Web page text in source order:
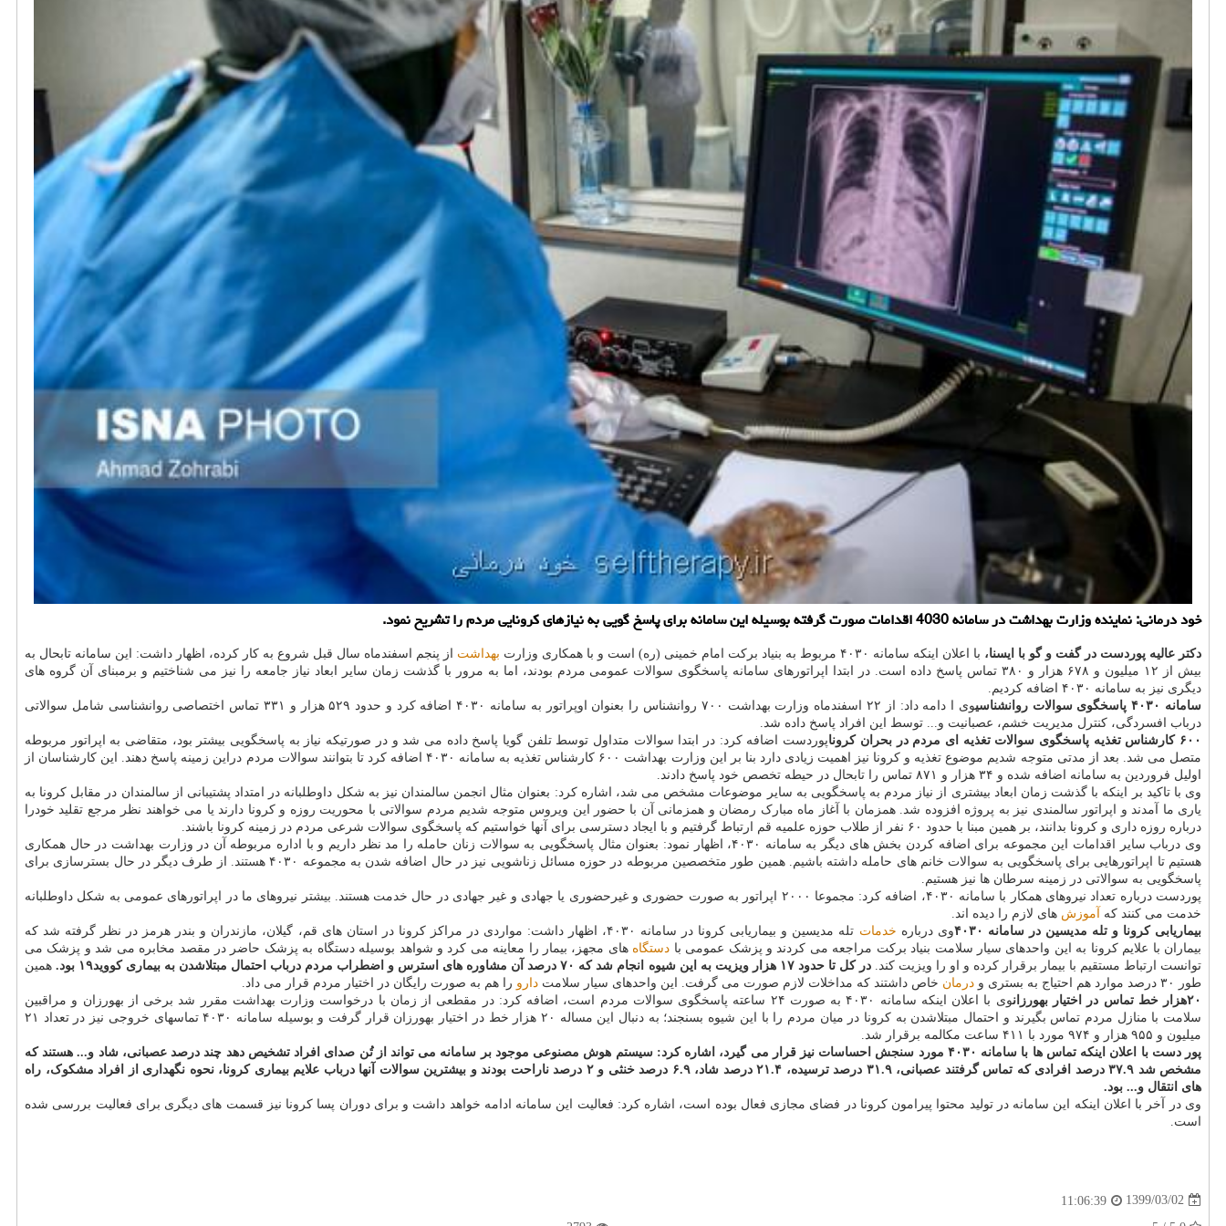
خود درمانی: نماینده وزارت بهداشت در سامانه 4030 اقدامات صورت گرفته بوسیله این سامانه برای پاسخ گویی به نیازهای كرونایی مردم را تشریح نمود.
دکتر عالیه پوردست در گفت و گو با ایسنا، با اعلان اینکه سامانه ۴۰۳۰ مربوط به بنیاد برکت امام خمینی (ره) است و با همکاری وزارت بهداشت از پنجم اسفندماه سال قبل شروع به کار کرده، اظهار داشت: این سامانه تابحال به
بیش از ۱۲ میلیون و ۶۷۸ هزار و ۳۸۰ تماس پاسخ داده است. در ابتدا اپراتورهای سامانه پاسخگوی سوالات عمومی مردم بودند، اما به مرور با گذشت زمان سایر ابعاد نیاز جامعه را نیز می شناختیم و برمبنای آن گروه های
دیگری نیز به سامانه ۴۰۳۰ اضافه کردیم.
سامانه ۴۰۳۰ پاسخگوی سوالات روانشناسی
وی ا دامه داد: از ۲۲ اسفندماه وزارت بهداشت ۷۰۰ روانشناس را بعنوان اوپراتور به سامانه ۴۰۳۰ اضافه کرد و حدود ۵۲۹ هزار و ۳۳۱ تماس اختصاصی روانشناسی شامل سوالاتی
درباب افسردگی، کنترل مدیریت خشم، عصبانیت و... توسط این افراد پاسخ داده شد.
۶۰۰ کارشناس تغذیه پاسخگوی سوالات تغذیه ای مردم در بحران کرونا
پوردست اضافه کرد: در ابتدا سوالات متداول توسط تلفن گویا پاسخ داده می شد و در صورتیکه نیاز به پاسخگویی بیشتر بود، متقاضی به اپراتور مربوطه
متصل می شد. بعد از مدتی متوجه شدیم موضوع تغذیه و کرونا نیز اهمیت زیادی دارد بنا بر این وزارت بهداشت ۶۰۰ کارشناس تغذیه به سامانه ۴۰۳۰ اضافه کرد تا بتوانند سوالات مردم دراین زمینه پاسخ دهند. این کارشناسان از
اولیل فروردین به سامانه اضافه شده و ۳۴ هزار و ۸۷۱ تماس را تابحال در حیطه تخصص خود پاسخ دادند.
وی با تاکید بر اینکه با گذشت زمان ابعاد بیشتری از نیاز مردم به پاسخگویی به سایر موضوعات مشخص می شد، اشاره کرد: بعنوان مثال انجمن سالمندان نیز به شکل داوطلبانه در امتداد پشتیبانی از سالمندان در مقابل کرونا به
یاری ما آمدند و اپراتور سالمندی نیز به پروژه افزوده شد. همزمان با آغاز ماه مبارک رمضان و همزمانی آن با حضور این ویروس متوجه شدیم مردم سوالاتی با محوریت روزه و کرونا دارند یا می خواهند نظر مرجع تقلید خودرا
درباره روزه داری و کرونا بدانند، بر همین مبنا با حدود ۶۰ نفر از طلاب حوزه علمیه قم ارتباط گرفتیم و با ایجاد دسترسی برای آنها خواستیم که پاسخگوی سوالات شرعی مردم در زمینه کرونا باشند.
وی درباب سایر اقدامات این مجموعه برای اضافه کردن بخش های دیگر به سامانه ۴۰۳۰، اظهار نمود: بعنوان مثال پاسخگویی به سوالات زنان حامله را مد نظر داریم و با اداره مربوطه آن در وزارت بهداشت در حال همکاری
هستیم تا اپراتورهایی برای پاسخگویی به سوالات خانم های حامله داشته باشیم. همین طور متخصصین مربوطه در حوزه مسائل زناشویی نیز در حال اضافه شدن به مجموعه ۴۰۳۰ هستند. از طرف دیگر در حال بسترسازی برای
پاسخگویی به سوالاتی در زمینه سرطان ها نیز هستیم.
پوردست درباره تعداد نیروهای همکار با سامانه ۴۰۳۰، اضافه کرد: مجموعا ۲۰۰۰ اپراتور به صورت حضوری و غیرحضوری یا جهادی و غیر جهادی در حال خدمت هستند. بیشتر نیروهای ما در اپراتورهای عمومی به شکل داوطلبانه
خدمت می کنند که آموزش های لازم را دیده اند.
بیماریابی کرونا و تله مدیسین در سامانه ۴۰۳۰
وی درباره خدمات
تله مدیسین و بیماریابی کرونا در سامانه ۴۰۳۰، اظهار داشت: مواردی در مراکز کرونا در استان های قم، گیلان، مازندران و بندر هرمز در نظر گرفته شد که
بیماران با علایم کرونا به این واحدهای سیار سلامت بنیاد برکت مراجعه می کردند و پزشک عمومی با دستگاه های مجهز، بیمار را معاینه می کرد و شواهد بوسیله دستگاه به پزشک حاضر در مقصد مخابره می شد و پزشک می
توانست ارتباط مستقیم با بیمار برقرار کرده و او را ویزیت کند.در کل تا حدود ۱۷ هزار ویزیت به این شیوه انجام شد که ۷۰ درصد آن مشاوره های استرس و اضطراب مردم درباب احتمال مبتلاشدن به بیماری کووید۱۹ بود.
همین
طور ۳۰ درصد موارد هم احتیاج به بستری و
درمان خاص داشتند که مداخلات لازم صورت می گرفت. این واحدهای سیار سلامت دارو را هم به صورت رایگان در اختیار مردم قرار می داد.
۲۰هزار خط تماس در اختیار بهورزان
وی با اعلان اینکه سامانه ۴۰۳۰ به صورت ۲۴ ساعته پاسخگوی سوالات مردم است، اضافه کرد: در مقطعی از زمان با درخواست وزارت بهداشت مقرر شد برخی از بهورزان و مراقبین
سلامت با منازل مردم تماس بگیرند و احتمال مبتلاشدن به کرونا در میان مردم را با این شیوه بسنجند؛ به دنبال این مساله ۲۰ هزار خط در اختیار بهورزان قرار گرفت و بوسیله سامانه ۴۰۳۰ تماسهای خروجی نیز در تعداد ۲۱
میلیون و ۹۵۵ هزار و ۹۷۴ مورد با ۴۱۱ ساعت مکالمه برقرار شد.
پور دست با اعلان اینکه تماس ها با سامانه ۴۰۳۰ مورد سنجش احساسات نیز قرار می گیرد، اشاره کرد: سیستم هوش مصنوعی موجود بر سامانه می تواند از تُن صدای افراد تشخیص دهد چند درصد عصبانی، شاد و... هستند که
مشخص شد ۳۷.۹ درصد افرادی که تماس گرفتند عصبانی، ۳۱.۹ درصد ترسیده، ۲۱.۴ درصد شاد، ۶.۹ درصد خنثی و ۲ درصد ناراحت بودند و بیشترین سوالات آنها درباب علایم بیماری کرونا، نحوه نگهداری از افراد مشکوک، راه
های انتقال و... بود.
وی در آخر با اعلان اینکه این سامانه در تولید محتوا پیرامون کرونا در فضای مجازی فعال بوده است، اشاره کرد: فعالیت این سامانه ادامه خواهد داشت و برای دوران پسا کرونا نیز قسمت های دیگری برای فعالیت بررسی شده
است.
1399/03/02
11:06:39